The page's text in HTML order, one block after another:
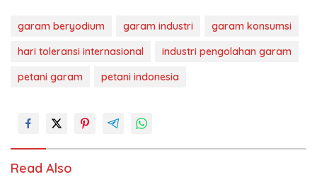
garam beryodium garam industri
garam konsumsi
hari toleransi internasional
industri pengolahan garam
petani garam
petani indonesia
Read Also